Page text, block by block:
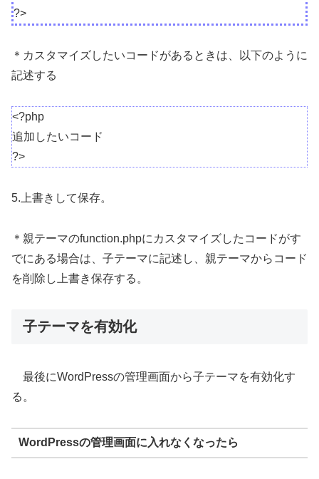
?>
＊カスタマイズしたいコードがあるときは、以下のように
記述する
<?php
追加したいコード
?>
5.上書きして保存。
＊親テーマのfunction.phpにカスタマイズしたコードがす
でにある場合は、子テーマに記述し、親テーマからコード
を削除し上書き保存する。
子テーマを有効化
最後にWordPressの管理画面から子テーマを有効化す
る。
WordPressの管理画面に入れなくなったら